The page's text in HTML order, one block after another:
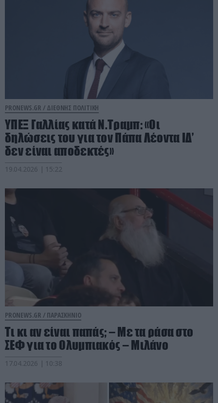
PRONEWS.GR / ΔΙΕΘΝΗΣ ΠΟΛΙΤΙΚΗ
ΥΠΕΞ Γαλλίας κατά Ν.Τραμπ: «Οι
δηλώσεις του για τον Πάπα Λέοντα ΙΔ’
δεν είναι αποδεκτές»
19.04.2026 | 15:22
PRONEWS.GR / ΠΑΡΑΣΚΗΝΙΟ
Τι κι αν είναι παπάς; – Με τα ράσα στο
ΣΕΦ για το Ολυμπιακός – Μιλάνο
17.04.2026 | 10:38